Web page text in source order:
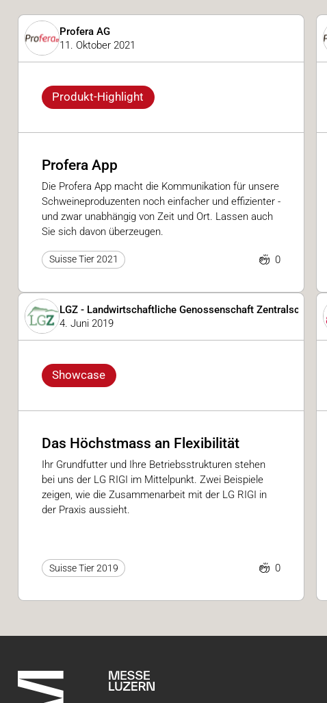
Profera AG
11. Oktober 2021
Produkt-Highlight
Profera App
Die Profera App macht die Kommunikation für unsere
Schweineproduzenten noch einfacher und effizienter -
und zwar unabhängig von Zeit und Ort. Lassen auch
Sie sich davon überzeugen.
Suisse Tier 2021 0
LGZ - Landwirtschaftliche Genossenschaft Zentralschweiz
4. Juni 2019
Showcase
Das Höchstmass an Flexibilität
Ihr Grundfutter und Ihre Betriebsstrukturen stehen
bei uns der LG RIGI im Mittelpunkt. Zwei Beispiele
zeigen, wie die Zusammenarbeit mit der LG RIGI in
der Praxis aussieht.
Suisse Tier 2019 0